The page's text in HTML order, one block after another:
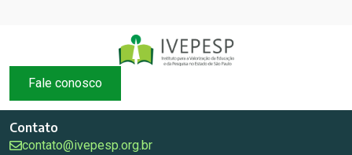
Fale conosco
Contato
contato@ivepesp.org.br